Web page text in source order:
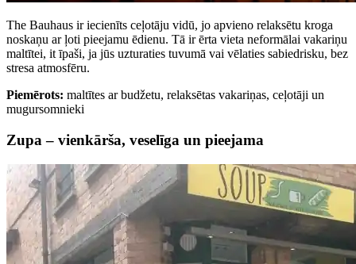
The Bauhaus ir iecienīts ceļotāju vidū, jo apvieno relaksētu kroga
noskaņu ar ļoti pieejamu ēdienu. Tā ir ērta vieta neformālai vakariņu
maltītei, it īpaši, ja jūs uzturaties tuvumā vai vēlaties sabiedrisku, bez
stresa atmosfēru.
Piemērots: maltītes ar budžetu, relaksētas vakariņas, ceļotāji un
mugursomnieki
Zupa – vienkārša, veselīga un pieejama